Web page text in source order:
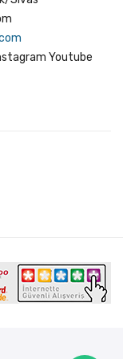
Youtube